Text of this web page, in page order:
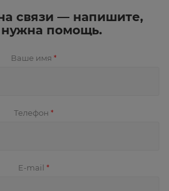
связи — напишите,
помощь.
Ваше имя *
Телефон *
E-mail *